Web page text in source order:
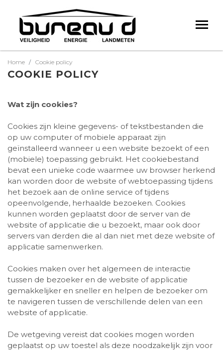
Home Cookie policy
COOKIE POLICY
Wat zijn cookies?
Cookies zijn kleine gegevens- of tekstbestanden die
op uw computer of mobiele apparaat zijn
geïnstalleerd wanneer u een website bezoekt of een
(mobiele) toepassing gebruikt. Het cookiebestand
bevat een unieke code waarmee uw browser herkend
kan worden door de website of webtoepassing tijdens
het bezoek aan de online service of tijdens
opeenvolgende, herhaalde bezoeken. Cookies
kunnen worden geplaatst door de server van de
website of applicatie die u bezoekt, maar ook door
servers van derden die al dan niet met deze website of
applicatie samenwerken.
Cookies maken over het algemeen de interactie
tussen de bezoeker en de website of applicatie
gemakkelijker en sneller en helpen de bezoeker om
te navigeren tussen de verschillende delen van een
website of applicatie.
De wetgeving vereist dat cookies mogen worden
geplaatst op uw toestel als deze noodzakelijk zijn voor